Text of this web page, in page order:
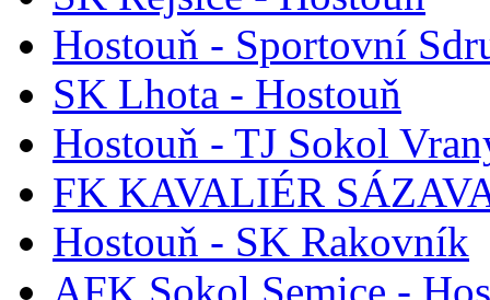
Hostouň - Sportovní
SK Lhota - Hostouň
Hostouň - TJ Sokol
FK KAVALIÉR
Hostouň - SK Rakovník
AFK Sokol Semice -